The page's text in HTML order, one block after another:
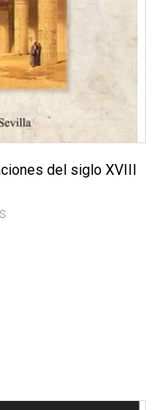
del siglo XVIII